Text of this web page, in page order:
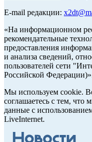
E-mail редакции:
«На информационном
рекомендательные
предоставления
и анализа сведений,
пользователей сети
Российской
Мы используем cookie.
соглашаетесь с тем,
данные с
LiveInternet.